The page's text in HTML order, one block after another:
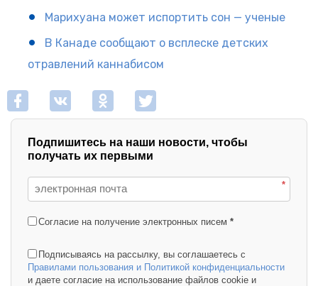
Марихуана может испортить сон — ученые
В Канаде сообщают о всплеске детских
отравлений каннабисом
Подпишитесь на наши новости, чтобы
получать их первыми
*
Согласие на получение электронных писем *
Подписываясь на рассылку, вы соглашаетесь с
Правилами пользования и Политикой конфиденциальности
и даете согласие на использование файлов cookie и